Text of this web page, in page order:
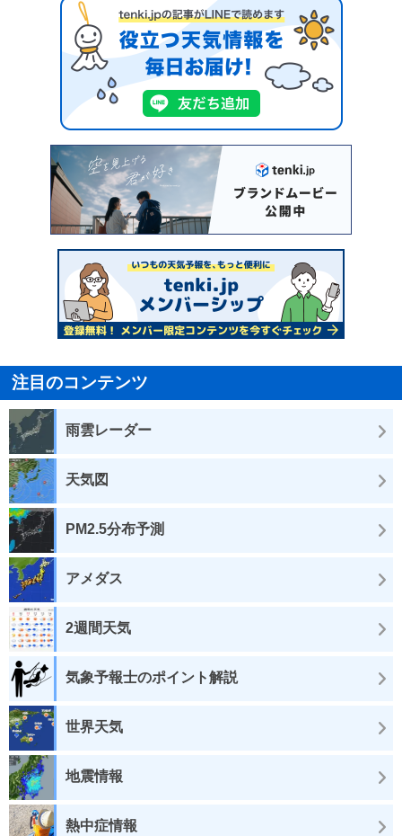
注目のコンテンツ
雨雲レーダー
天気図
PM2.5分布予測
アメダス
2週間天気
気象予報士のポイント解説
世界天気
地震情報
熱中症情報